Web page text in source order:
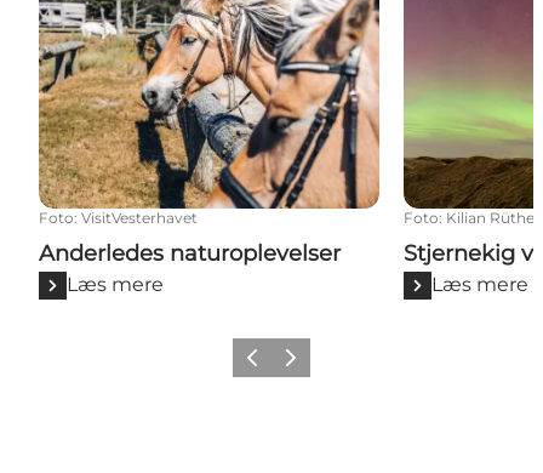
Foto: VisitVesterhavet
Anderledes naturoplevelser
Læs mere
Foto: Kilian Rüthel
Stjernekig
Læs mere
ForrigeNæste